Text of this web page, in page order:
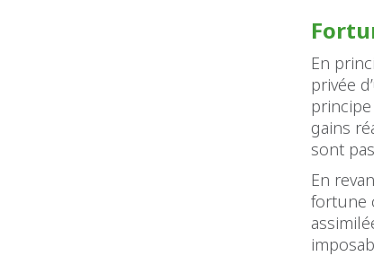
En
privée
gains
sont
En
fortune